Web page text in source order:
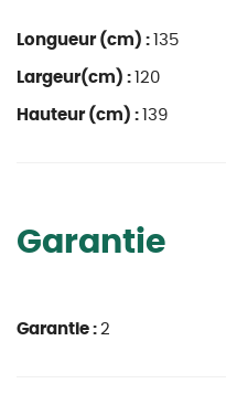
Longueur (cm) : 135
Largeur(cm) : 120
Hauteur (cm) : 139
Garantie
Garantie : 2